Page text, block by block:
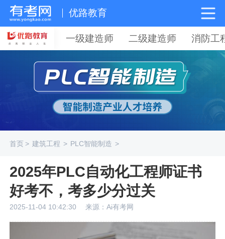
优路教育
一级建造师 二级建造师 消防工
首页> 建筑工程 > PLC智能制造 >
2025年PLC自动化工程师证书
好考不，考多少分过关
2025-11-04 10:42:30 来源：Ai有考网